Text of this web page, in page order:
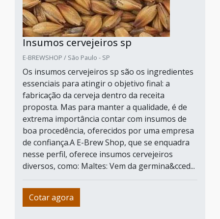
Insumos cervejeiros sp
E-BREWSHOP / São Paulo - SP
Os insumos cervejeiros sp são os ingredientes
essenciais para atingir o objetivo final: a
fabricação da cerveja dentro da receita
proposta. Mas para manter a qualidade, é de
extrema importância contar com insumos de
boa procedência, oferecidos por uma empresa
de confiança.A E-Brew Shop, que se enquadra
nesse perfil, oferece insumos cervejeiros
diversos, como: Maltes: Vem da germina&cced...
Cotar agora